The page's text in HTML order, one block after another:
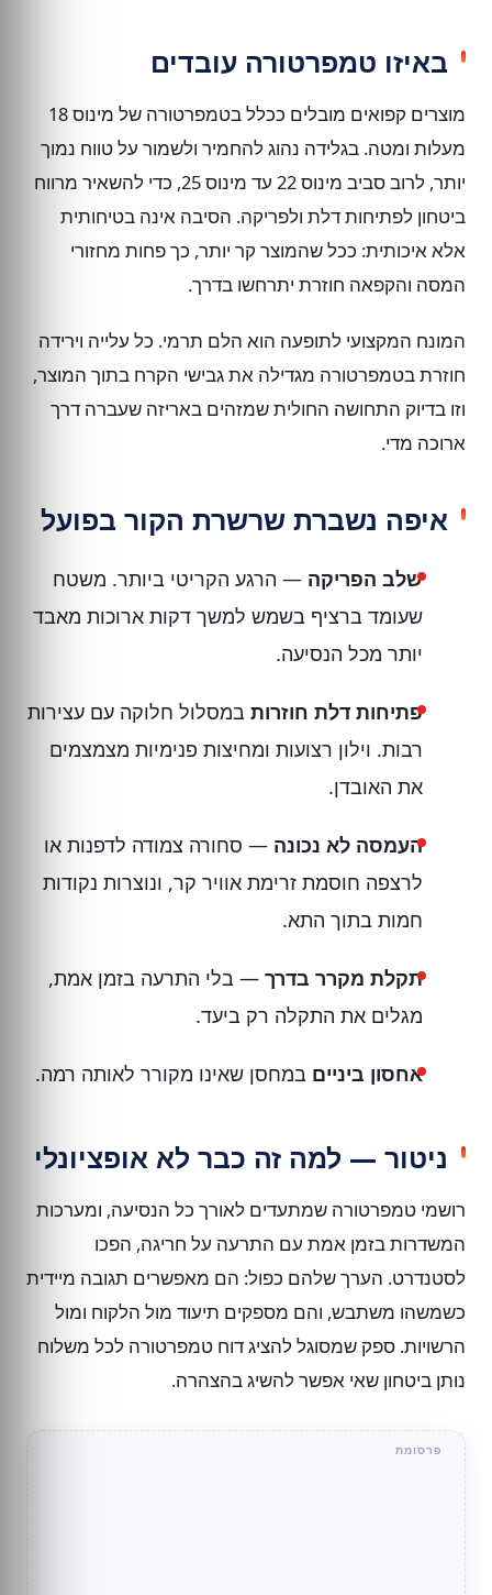
באיזו טמפרטורה עובדים
מוצרים קפואים מובלים ככלל בטמפרטורה של מינוס 18
מעלות ומטה. בגלידה נהוג להחמיר ולשמור על טווח נמוך
יותר, לרוב סביב מינוס 22 עד מינוס 25, כדי להשאיר מרווח
ביטחון לפתיחות דלת ולפריקה. הסיבה אינה בטיחותית
אלא איכותית: ככל שהמוצר קר יותר, כך פחות מחזורי
המסה והקפאה חוזרת יתרחשו בדרך.
המונח המקצועי לתופעה הוא הלם תרמי. כל עלייה וירידה
חוזרת בטמפרטורה מגדילה את גבישי הקרח בתוך המוצר,
וזו בדיוק התחושה החולית שמזהים באריזה שעברה דרך
ארוכה מדי.
איפה נשברת שרשרת הקור בפועל
שלב הפריקה — הרגע הקריטי ביותר. משטח
שעומד ברציף בשמש למשך דקות ארוכות מאבד
יותר מכל הנסיעה.
פתיחות דלת חוזרות במסלול חלוקה עם עצירות
רבות. וילון רצועות ומחיצות פנימיות מצמצמים
את האובדן.
העמסה לא נכונה — סחורה צמודה לדפנות או
לרצפה חוסמת זרימת אוויר קר, ונוצרות נקודות
חמות בתוך התא.
תקלת מקרר בדרך — בלי התרעה בזמן אמת,
מגלים את התקלה רק ביעד.
אחסון ביניים במחסן שאינו מקורר לאותה רמה.
ניטור — למה זה כבר לא אופציונלי
רושמי טמפרטורה שמתעדים לאורך כל הנסיעה, ומערכות
המשדרות בזמן אמת עם התרעה על חריגה, הפכו
לסטנדרט. הערך שלהם כפול: הם מאפשרים תגובה מיידית
כשמשהו משתבש, והם מספקים תיעוד מול הלקוח ומול
הרשויות. ספק שמסוגל להציג דוח טמפרטורה לכל משלוח
נותן ביטחון שאי אפשר להשיג בהצהרה.